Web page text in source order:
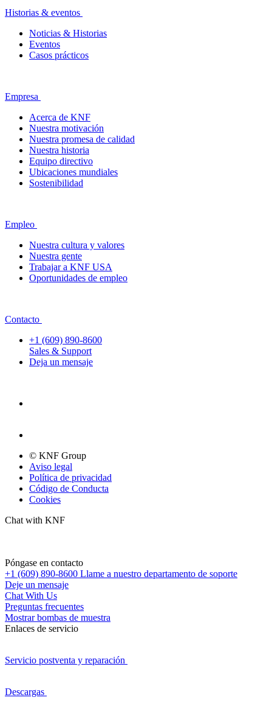
Historias & eventos
Noticias & Historias
Eventos
Casos prácticos
Empresa
Acerca de KNF
Nuestra motivación
Nuestra promesa de calidad
Nuestra historia
Equipo directivo
Ubicaciones mundiales
Sostenibilidad
Empleo
Nuestra cultura y valores
Nuestra gente
Trabajar a KNF USA
Oportunidades de empleo
Contacto
+1 (609) 890-8600
Sales & Support
Deja un mensaje
© KNF Group
Aviso legal
Política de privacidad
Código de Conducta
Cookies
Chat with KNF
Póngase en contacto
+1 (609) 890-8600 Llame a nuestro departamento de soporte
Deje un mensaje
Chat With Us
Preguntas frecuentes
Mostrar bombas de muestra
Enlaces de servicio
Servicio postventa y reparación
Descargas